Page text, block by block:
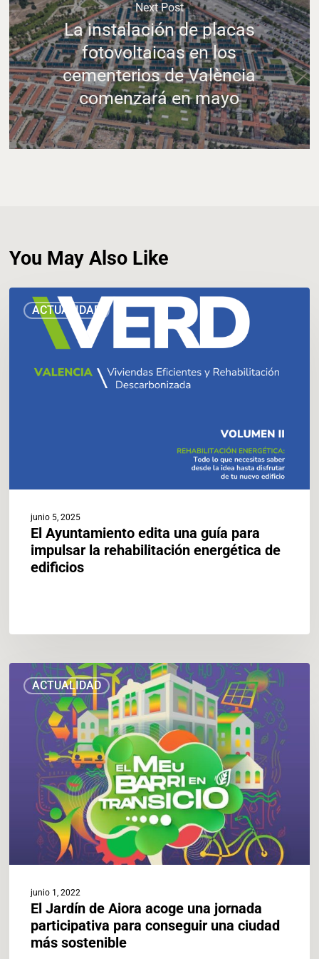
Next Post
La instalación de placas
fotovoltaicas en los
cementerios de València
comenzará en mayo
You May Also Like
ACTUALIDAD
Ayuntamiento
junio 5, 2025
El Ayuntamiento edita una guía para
impulsar la rehabilitación energética de
edificios
ACTUALIDAD
Jardín
jornada
participativa
conseguir
más
junio 1, 2022
El Jardín de Aiora acoge una jornada
participativa para conseguir una ciudad
más sostenible